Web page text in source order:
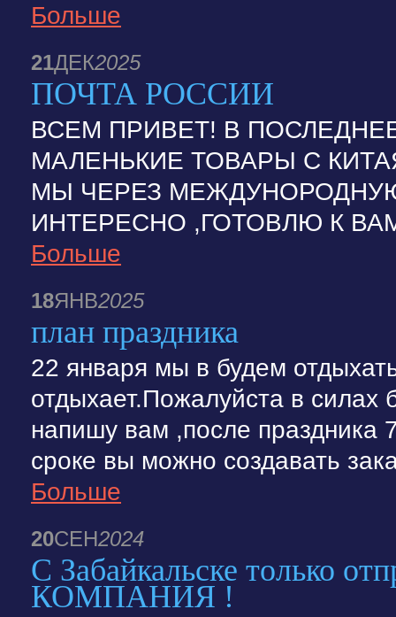
Больше
21ДЕК2025
ПОЧТА РОССИИ
ВСЕМ ПРИВЕТ! В
МАЛЕНЬКИЕ ТОВАРЫ С
МЫ ЧЕРЕЗ
ИНТЕРЕСНО ,ГОТОВЛЮ К
Больше
18ЯНВ2025
план праздника
22 января мы в будем
отдыхает.Пожалуйста в силах
напишу вам ,после
сроке вы можно создавать
Больше
20СЕН2024
С Забайкальске только
КОМПАНИЯ !